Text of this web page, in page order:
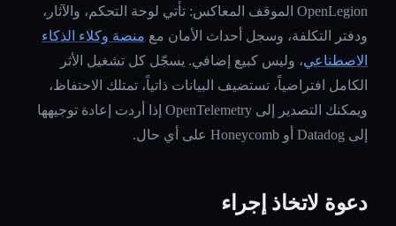
OpenLegion الموقف المعاكس: تأتي لوحة التحكم، والآثار،
ودفتر التكلفة، وسجل أحداث الأمان مع منصة وكلاء الذكاء
الاصطناعي، وليس كبيع إضافي. يسجّل كل تشغيل الأثر
الكامل افتراضياً، تستضيف البيانات ذاتياً، تمتلك الاحتفاظ،
ويمكنك التصدير إلى OpenTelemetry إذا أردت إعادة توجيهها
إلى Datadog أو Honeycomb على أي حال.
دعوة لاتخاذ إجراء